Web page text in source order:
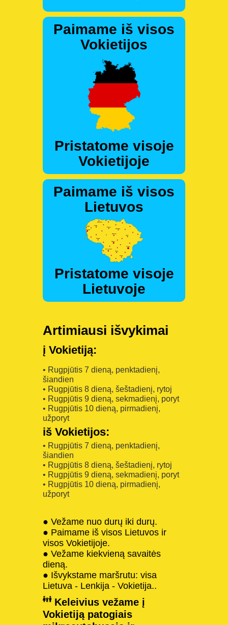
Paimame iš visos
Vokietijos
Pristatome visoje
Vokietijoje
Paimame iš visos
Lietuvos
Pristatome visoje
Lietuvoje
Artimiausi išvykimai
į Vokietiją:
• Rugpjūtis 7 dieną, penktadienį,
šiandien
• Rugpjūtis 8 dieną, šeštadienį, rytoj
• Rugpjūtis 9 dieną, sekmadienį, poryt
• Rugpjūtis 10 dieną, pirmadienį,
užporyt
iš Vokietijos:
• Rugpjūtis 7 dieną, penktadienį,
šiandien
• Rugpjūtis 8 dieną, šeštadienį, rytoj
• Rugpjūtis 9 dieną, sekmadienį, poryt
• Rugpjūtis 10 dieną, pirmadienį,
užporyt
● Vežame nuo durų iki durų.
● Paimame iš visos Lietuvos ir
visos Vokietijoje.
● Vežame kiekvieną savaitės
dieną.
● Išvykstame maršrutu: visa
Lietuva - Lenkija - Vokietija..
Keleivius vežame į
Vokietiją patogiais